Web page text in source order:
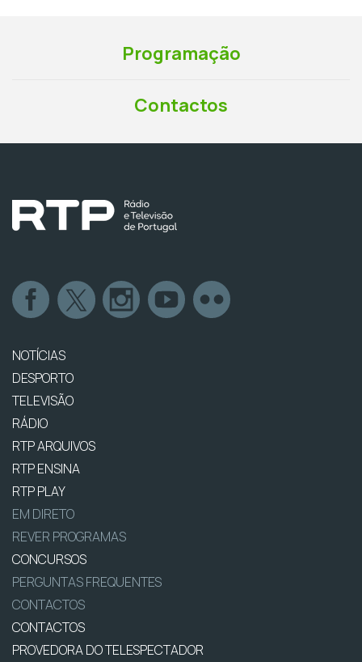
Programação
Contactos
NOTÍCIAS
DESPORTO
TELEVISÃO
RÁDIO
RTP ARQUIVOS
RTP ENSINA
RTP PLAY
EM DIRETO
REVER PROGRAMAS
CONCURSOS
PERGUNTAS FREQUENTES
CONTACTOS
CONTACTOS
PROVEDORA DO TELESPECTADOR